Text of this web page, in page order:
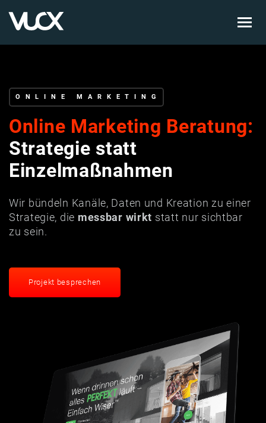
ONLINE MARKETING
Online Marketing Beratung:
Strategie statt
Einzelmaßnahmen
Wir bündeln Kanäle, Daten und Kreation zu einer
Strategie, die messbar wirkt statt nur sichtbar
zu sein.
Projekt besprechen